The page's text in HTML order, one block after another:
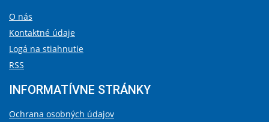
O nás
Kontaktné údaje
Logá na stiahnutie
RSS
INFORMATÍVNE STRÁNKY
Ochrana osobných údajov